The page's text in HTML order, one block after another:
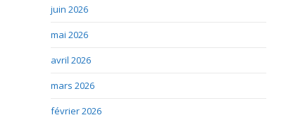
juin 2026
mai 2026
avril 2026
mars 2026
février 2026